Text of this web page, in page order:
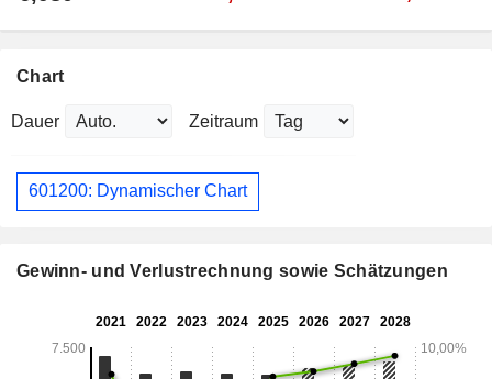
Chart
Dauer Zeitraum
601200: Dynamischer Chart
Gewinn- und Verlustrechnung sowie Schätzungen